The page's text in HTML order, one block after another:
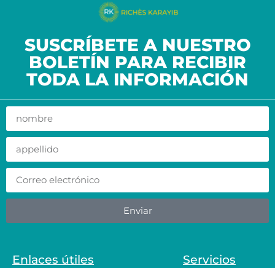
SUSCRÍBETE A NUESTRO
BOLETÍN PARA RECIBIR
TODA LA INFORMACIÓN
Enviar
Enlaces útiles Servicios